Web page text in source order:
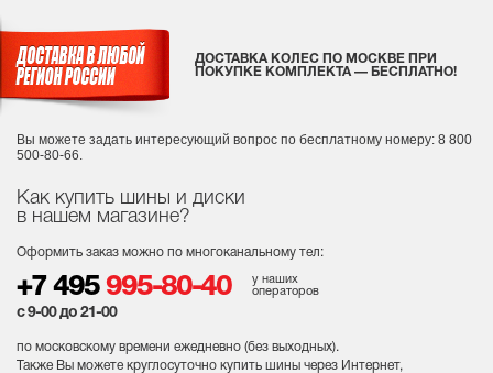
Как купить шины и диски
в нашем магазине?
Оформить заказ можно по многоканальному тел:
+7 495 995-80-40
у наших
операторов
с 9-00 до 21-00
по московскому времени ежедневно (без выходных).
Также Вы можете круглосуточно купить шины через Интернет,
ДОСТАВКА КОЛЕС ПО МОСКВЕ ПРИ
ПОКУПКЕ КОМПЛЕКТА — БЕСПЛАТНО!
Вы можете задать интересующий вопрос по бесплатному номеру: 8 800
500-80-66.